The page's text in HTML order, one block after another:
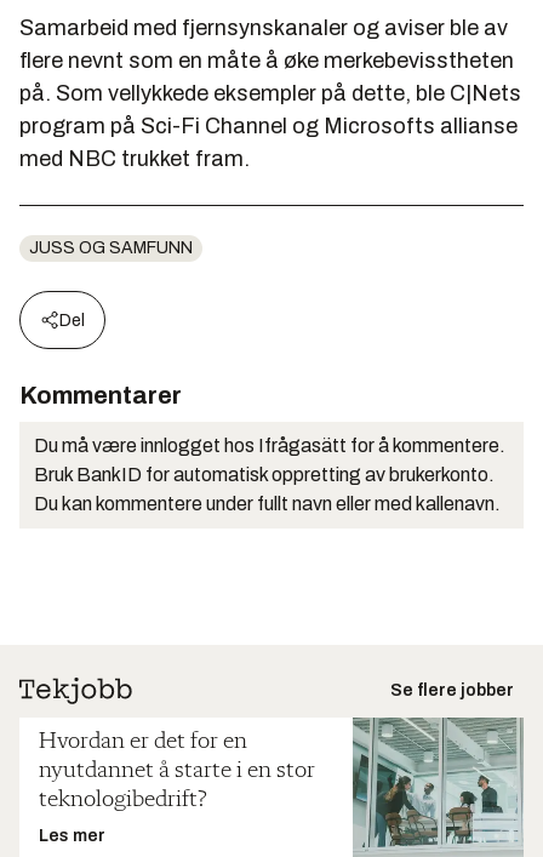
Samarbeid med fjernsynskanaler og aviser ble av
flere nevnt som en måte å øke merkebevisstheten
på. Som vellykkede eksempler på dette, ble C|Nets
program på Sci-Fi Channel og Microsofts allianse
med NBC trukket fram.
JUSS OG SAMFUNN
Del
Kommentarer
Du må være innlogget hos Ifrågasätt for å kommentere.
Bruk BankID for automatisk oppretting av brukerkonto.
Du kan kommentere under fullt navn eller med kallenavn.
Se flere jobber
Hvordan er det for en
nyutdannet å starte i en stor
teknologibedrift?
Les mer